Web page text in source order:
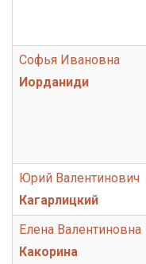
Софья Ивановна
Иорданиди
Юрий Валентинович
Кагарлицкий
Елена Валентиновна
Какорина